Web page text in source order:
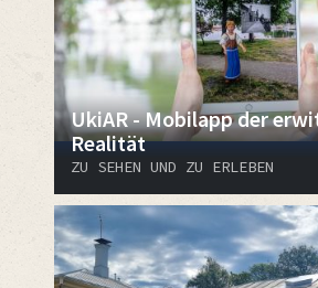
UkiAR - Mobilapp der
Realität
ZU SEHEN UND ZU ERLEBEN